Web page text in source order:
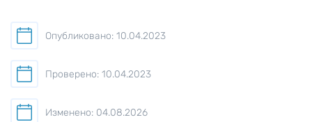
Опубликовано: 10.04.2023
Проверено: 10.04.2023
Изменено: 04.08.2026